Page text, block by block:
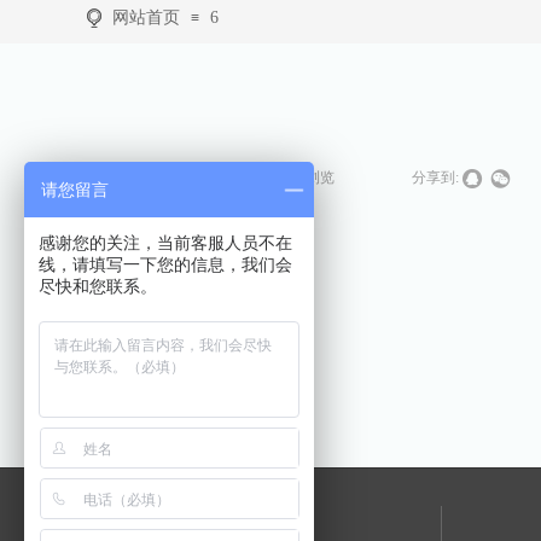
网站首页 ≡ 6
发布时间: 次浏览 分享到:
上一篇： 7
下一篇： 5
请您留言
感谢您的关注，当前客服人员不在
线，请填写一下您的信息，我们会
尽快和您联系。